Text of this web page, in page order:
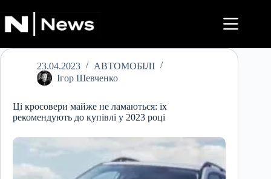
до
вмісту
23.04.2023
АВТОМОБІЛІ
Ігор Шевченко
Ці кросовери майже не ламаються: їх
рекомендують до купівлі у 2023 році